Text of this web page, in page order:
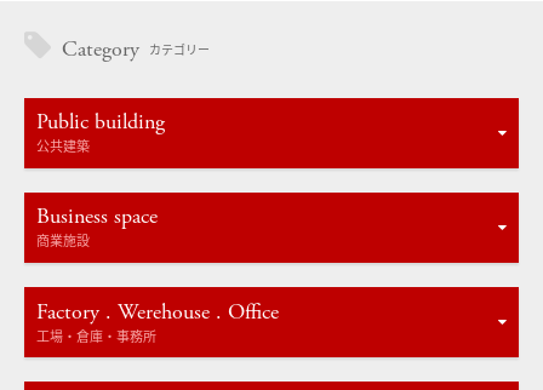
Category カテゴリー
Public building
公共建築
Business space
商業施設
Factory . Werehouse . Office
工場・倉庫・事務所